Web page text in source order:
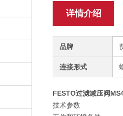
详情介绍
品牌
连接形式
FESTO过滤减压阀
技术参数